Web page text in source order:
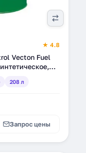
★ 4.8
Vecton Fuel
208 л
Запрос цены